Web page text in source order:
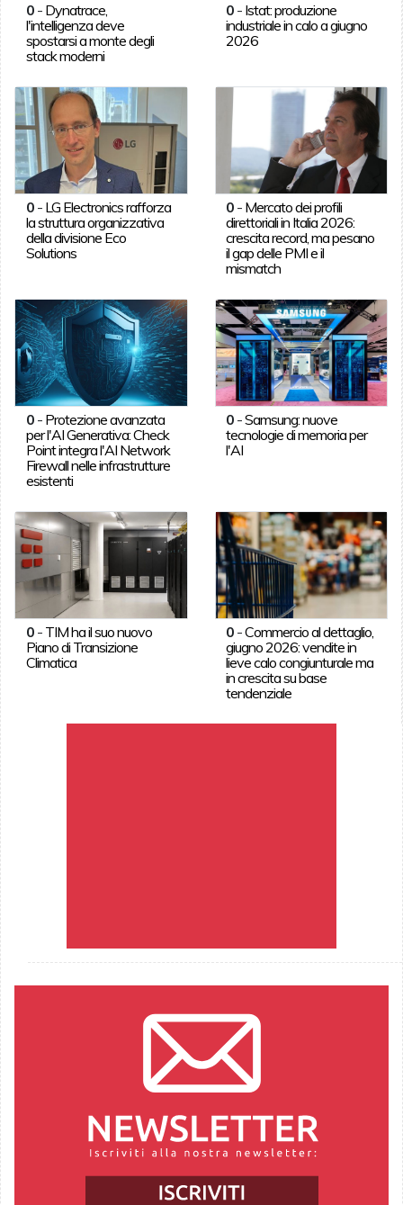
0- Dynatrace,
l'intelligenza deve
spostarsi a monte degli
stack moderni
0 - Istat: produzione
industriale in calo a giugno
2026
0- LG Electronics rafforza
la struttura organizzativa
della divisione Eco
Solutions
0 - Mercato dei profili
direttoriali in Italia 2026:
crescita record, ma pesano
il gap delle PMI e il
mismatch
0- Protezione avanzata
per l'AI Generativa: Check
Point integra l'AI Network
Firewall nelle infrastrutture
esistenti
0 -Samsung: nuove
tecnologie di memoria per
l'AI
0- TIM ha il suo nuovo
Piano di Transizione
Climatica
0 -Commercio al dettaglio,
giugno 2026: vendite in
lieve calo congiunturale ma
in crescita su base
tendenziale